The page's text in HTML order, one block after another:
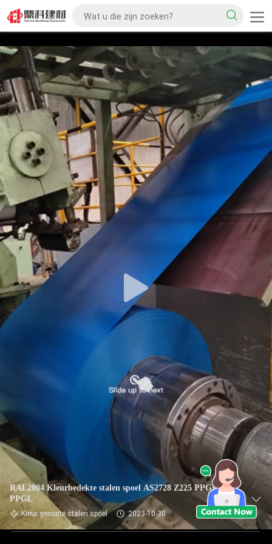
RAL2004 Kleurbedekte stalen spoel AS2728 Z225 PPGI
PPGL
Kleur gecoate stalen spoel 2023-10-30